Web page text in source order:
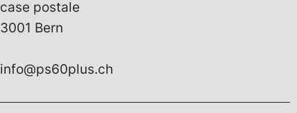
case postale
3001 Bern
info@ps60plus.ch